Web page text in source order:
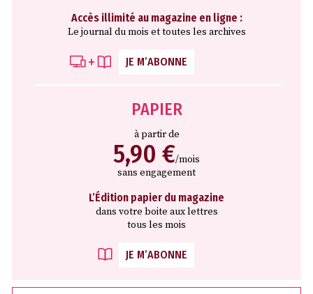
Accès illimité au magazine en ligne :
Le journal du mois et toutes les archives
JE M’ABONNE
PAPIER
à partir de
5,90 €/mois
sans engagement
L’Édition papier du magazine
dans votre boite aux lettres
tous les mois
JE M’ABONNE